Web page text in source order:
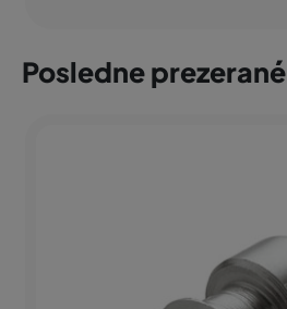
Posledne prezerané